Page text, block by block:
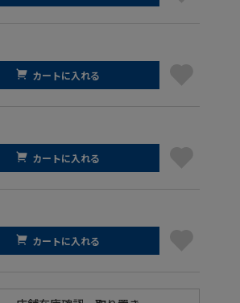
カートに入れる
カートに入れる
カートに入れる